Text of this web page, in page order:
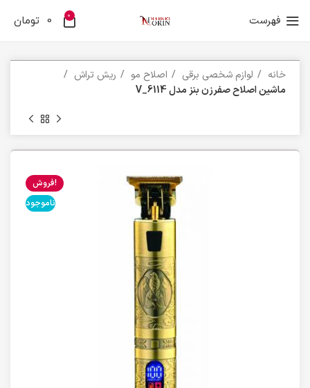
فهرست 0
0 تومان
خانه لوازم شخصی برقی اصلاح مو
ریش تراش
ماشین اصلاح صفرزن بنز مدل V_6114
فروش!
ناموجود